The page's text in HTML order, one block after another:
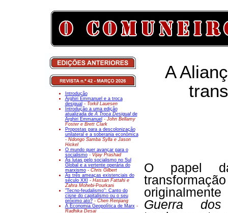
Introdução
Arghiri Emmanuel e a troca
desigual - Torkil Lauesen
Introdução a uma edição
atualizada deA Troca Desigualde
Arghiri Emmanuel - John Bellamy
Foster e Brett Clark
Propostas para a descolonização
unilateral e a soberania económica
- Ndongo Samba Sylla e Jason
Hickel
O mundo quer avançar para o
socialismo- Vijay Prashad
As lutas pelo socialismo no Sul
Global e a vertente operária do
marxismo- Chris Gilbert
As três ameaças existenciais do
século XXI - Hassan Fattahi e
Zahra Mohebi-Pourkani
"Tecno-feudalismo": Canto do
cisne do capitalismo ou o seu
próximo ato? - Chen Renjiang
A Economia Geopolítica de Marx-
Radhika Desai
A
O papel
Guerra